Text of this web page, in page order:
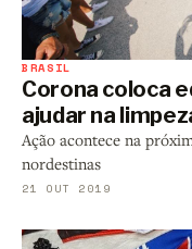
BRASIL
Corona coloca
ajudar na
Ação acontece na
nordestinas
21 OUT 2019